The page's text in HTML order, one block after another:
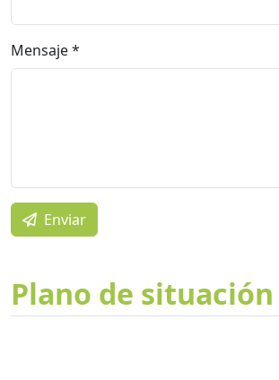
Mensaje
Enviar
Plano de situación